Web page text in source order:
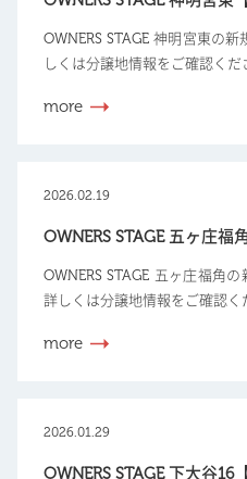
OWNERS STAGE 神明宮東の
しくは分譲地情報をご確認くだ
more
2026.02.19
OWNERS STAGE 五ヶ庄福
OWNERS STAGE 五ヶ庄福角
詳しくは分譲地情報をご確認く
more
2026.01.29
OWNERS STAGE 下大谷16